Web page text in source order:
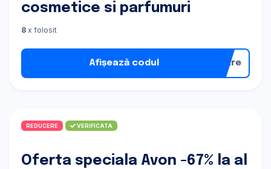
cosmetice si parfumuri
8 x folosit
Afișează codul nare
REDUCERE VERIFICATA
Oferta speciala Avon -67% la al